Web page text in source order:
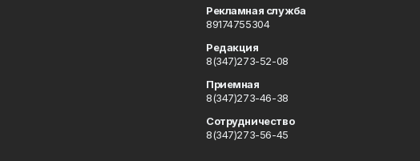
Рекламная служба
89174755304
Редакция
8(347)273-52-08
Приемная
8(347)273-46-38
Сотрудничество
8(347)273-56-45